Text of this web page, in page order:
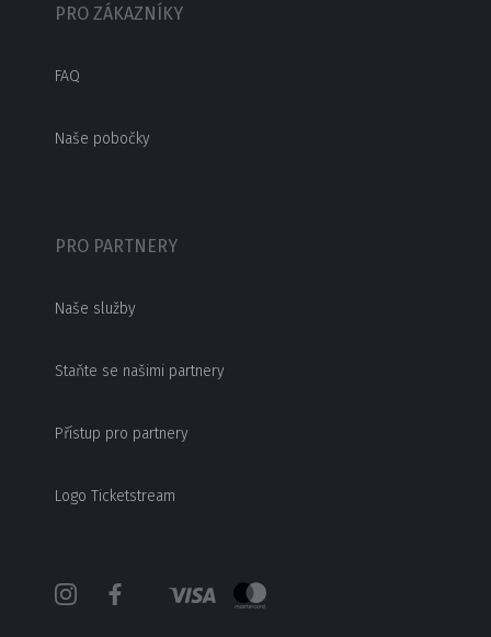
PRO ZÁKAZNÍKY
FAQ
Naše pobočky
PRO PARTNERY
Naše služby
Staňte se našimi partnery
Přístup pro partnery
Logo Ticketstream